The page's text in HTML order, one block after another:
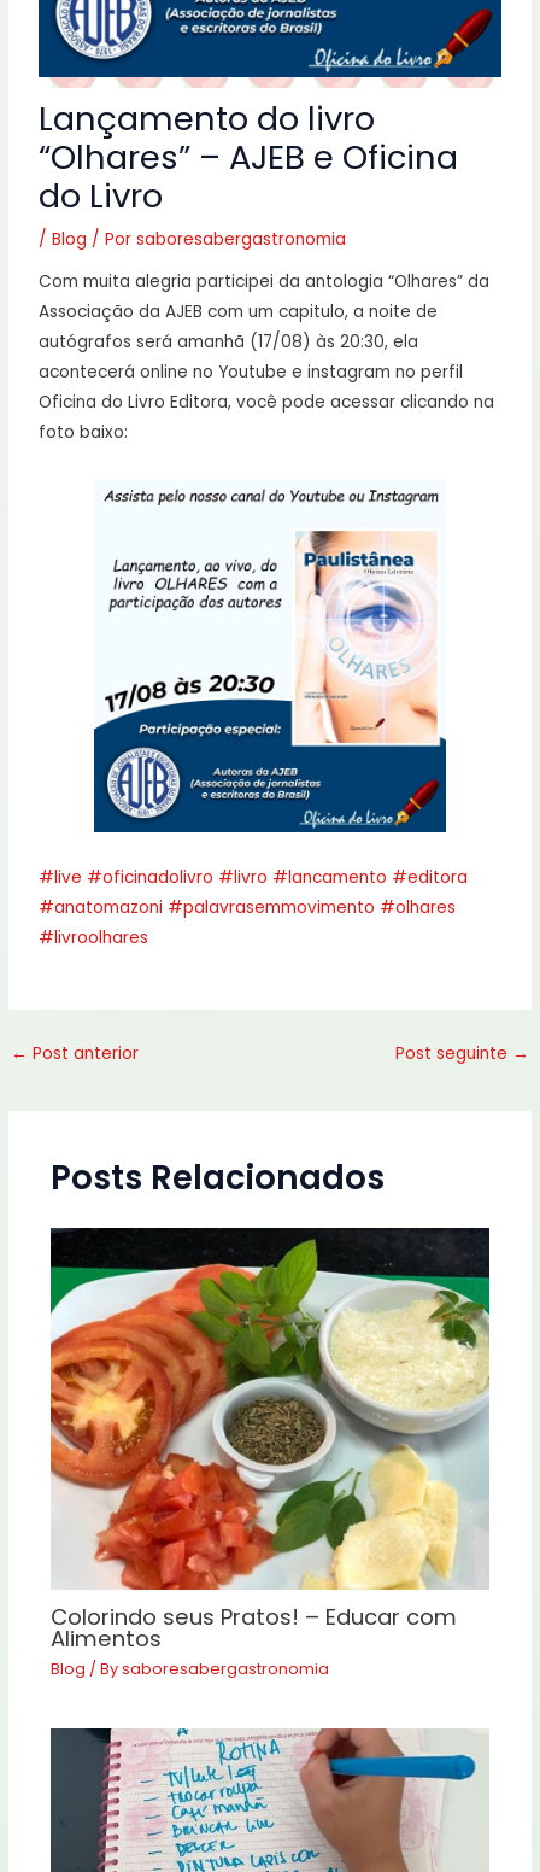
Lançamento do livro
“Olhares” – AJEB e Oficina
do Livro
/Blog / Porsaboresabergastronomia
Com muita alegria participei da antologia “Olhares” da
Associação da AJEB com um capitulo, a noite de
autógrafos será amanhã (17/08) às 20:30, ela
acontecerá online no Youtube e instagram no perfil
Oficina do Livro Editora, você pode acessar clicando na
foto baixo:
#live #oficinadolivro #livro #lancamento #editora
#anatomazoni #palavrasemmovimento #olhares
#livroolhares
← Post anterior Post seguinte →
Posts Relacionados
Colorindo seus Pratos! – Educar com
Alimentos
Blog / Bysaboresabergastronomia